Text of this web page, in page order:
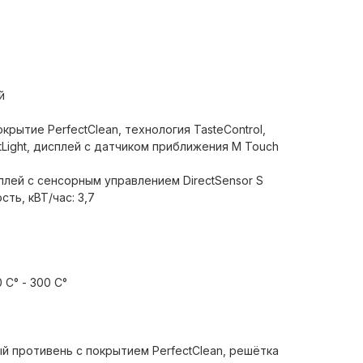
PerfectClean, технология TasteControl,
дисплей с датчиком приближения M Touch
с сенсорным управлением DirectSensor S
кВТ/час: 3,7
- 300 C°
противень с покрытием PerfectClean, решётка